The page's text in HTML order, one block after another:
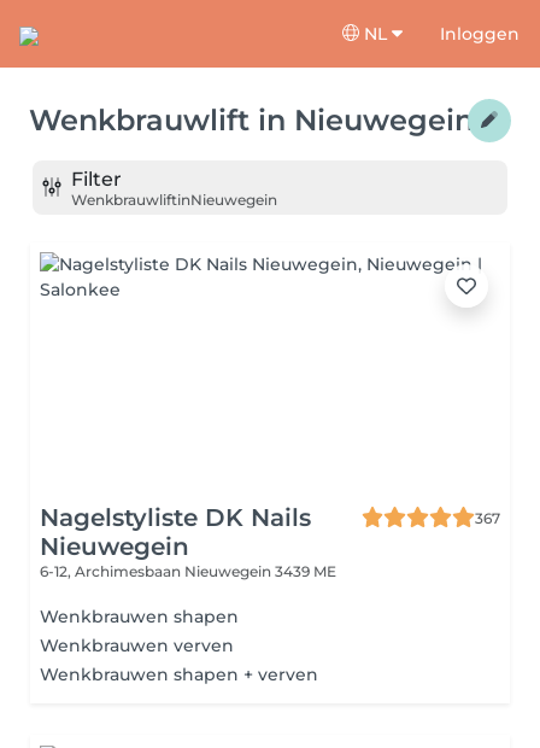
NL Inloggen
Wenkbrauwlift in Nieuwegein
Filter
WenkbrauwliftinNieuwegein
Nagelstyliste DK Nails
Nieuwegein
367
6-12, Archimesbaan Nieuwegein 3439 ME
Wenkbrauwen shapen
Wenkbrauwen verven
Wenkbrauwen shapen + verven